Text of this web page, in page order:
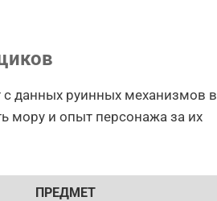
данных руинных механизмов в
мору и опыт персонажа за их
ПРЕДМЕТ